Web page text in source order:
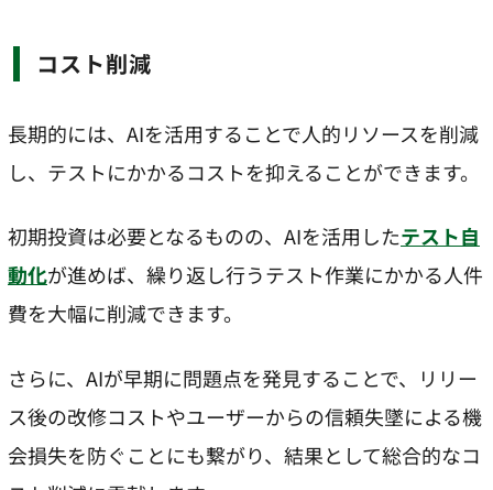
コスト削減
長期的には、AIを活用することで人的リソースを削減
し、テストにかかるコストを抑えることができます。
初期投資は必要となるものの、AIを活用したテスト自
動化が進めば、繰り返し行うテスト作業にかかる人件
費を大幅に削減できます。
さらに、AIが早期に問題点を発見することで、リリー
ス後の改修コストやユーザーからの信頼失墜による機
会損失を防ぐことにも繋がり、結果として総合的なコ